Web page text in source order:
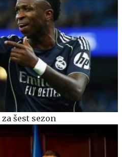
šest sezon